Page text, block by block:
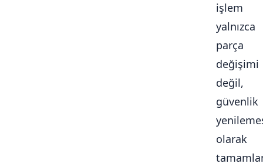
işlem
yalnızca
parça
değişimi
değil,
güvenlik
olarak